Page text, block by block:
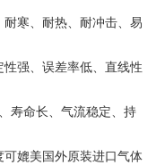
耐寒、耐热、耐冲击、易
强、误差率低、直线性
寿命长、气流稳定、持
媲美国外原装进口气体